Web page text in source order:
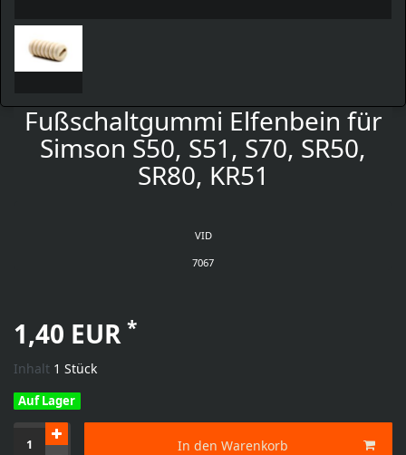
Fußschaltgummi Elfenbein für
Simson S50, S51, S70, SR50,
SR80, KR51
VID
7067
1,40 EUR *
Inhalt 1 Stück
Auf Lager
In den Warenkorb